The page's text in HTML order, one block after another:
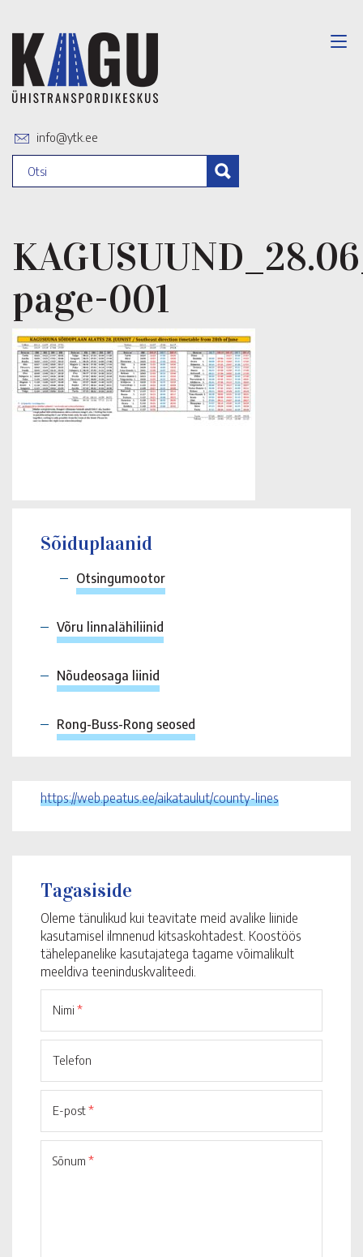
info@ytk.ee
page-001
Sõiduplaanid
Otsingumootor
Võru linnalähiliinid
Nõudeosaga liinid
Rong-Buss-Rong seosed
https://web.peatus.ee/aikataulut/county-lines
Tagasiside
Oleme tänulikud kui teavitate meid avalike liinide
kasutamisel ilmnenud kitsaskohtadest. Koostöös
tähelepanelike kasutajatega tagame võimalikult
meeldiva teeninduskvaliteedi.
Nimi *
Telefon
E-post*
Sõnum *